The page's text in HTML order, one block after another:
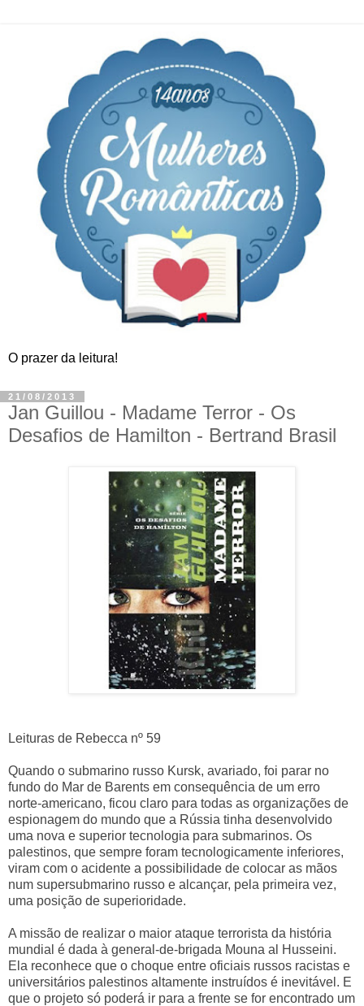
O prazer da leitura!
21/08/2013
Jan Guillou - Madame Terror - Os
Desafios de Hamilton - Bertrand Brasil
Leituras de Rebecca nº 59
Quando o submarino russo Kursk, avariado, foi parar no
fundo do Mar de Barents em consequência de um erro
norte-americano, ficou claro para todas as organizações de
espionagem do mundo que a Rússia tinha desenvolvido
uma nova e superior tecnologia para submarinos. Os
palestinos, que sempre foram tecnologicamente inferiores,
viram com o acidente a possibilidade de colocar as mãos
num supersubmarino russo e alcançar, pela primeira vez,
uma posição de superioridade.
A missão de realizar o maior ataque terrorista da história
mundial é dada à general-de-brigada Mouna al Husseini.
Ela reconhece que o choque entre oficiais russos racistas e
universitários palestinos altamente instruídos é inevitável. E
que o projeto só poderá ir para a frente se for encontrado um